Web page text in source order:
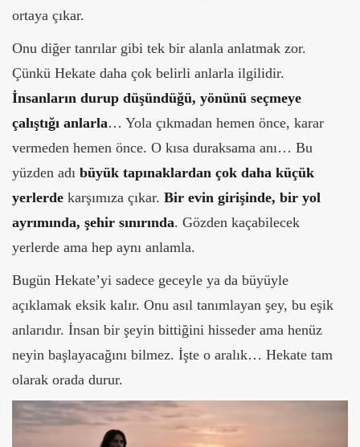
ortaya çıkar.
Onu diğer tanrılar gibi tek bir alanla anlatmak zor.
Çünkü Hekate daha çok belirli anlarla ilgilidir.
İnsanların durup düşündüğü, yönünü seçmeye
çalıştığı anlarla… Yola çıkmadan hemen önce, karar
vermeden hemen önce. O kısa duraksama anı… Bu
yüzden adı büyük tapınaklardan çok daha küçük
yerlerde karşımıza çıkar. Bir evin girişinde, bir yol
ayrımında, şehir sınırında. Gözden kaçabilecek
yerlerde ama hep aynı anlamla.
Bugün Hekate’yi sadece geceyle ya da büyüyle
açıklamak eksik kalır. Onu asıl tanımlayan şey, bu eşik
anlarıdır. İnsan bir şeyin bittiğini hisseder ama henüz
neyin başlayacağını bilmez. İşte o aralık… Hekate tam
olarak orada durur.